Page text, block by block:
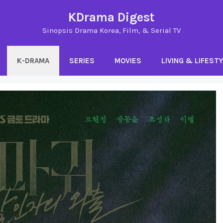
KDrama Digest
Sinopsis Drama Korea, Film, & Serial TV
K-DRAMA SERIES MOVIES LIVING &